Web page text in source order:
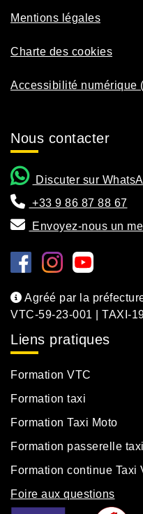
Mentions légales
Charte des cookies
Accessibilité numérique
Nous contacter
Discuter sur
+33 9 86 87 88 67
Envoyez-nous un
Agréé par la
VTC-59-23-001 | TAXI-
Liens pratiques
Formation VTC
Formation taxi
Formation Taxi Moto
Formation passerelle
Formation continue Taxi
Foire aux questions